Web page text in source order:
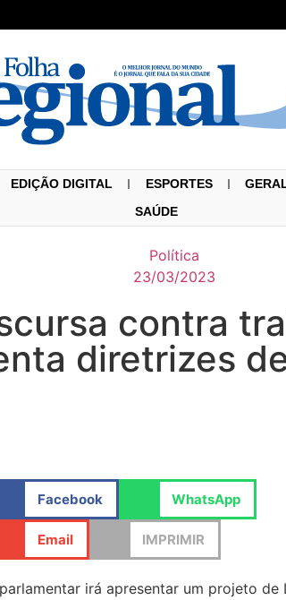
EDIÇÃO DIGITAL ESPORTES
SAÚDE
Política
23/03/2023
contra
diretrizes
Facebook WhatsApp
Email IMPRIMIR
irá apresentar um projeto de